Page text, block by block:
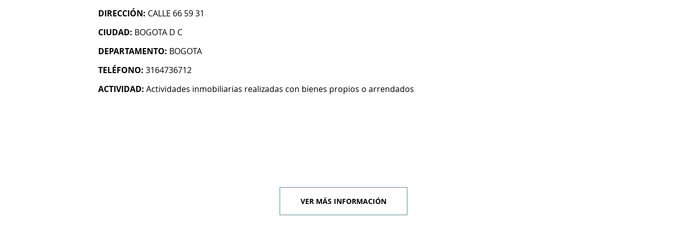
DIRECCIÓN: CALLE 66 59 31
CIUDAD: BOGOTA D C
DEPARTAMENTO: BOGOTA
TELÉFONO: 3164736712
ACTIVIDAD: Actividades inmobiliarias realizadas con bienes propios o arrendados
VER MÁS INFORMACIÓN